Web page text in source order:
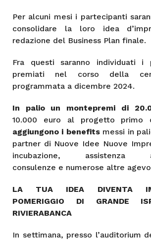
Per alcuni mesi i partecipanti
consolidare la loro idea
redazione del Business Plan finale.
Fra questi saranno individuati i
premiati nel corso della
programmata a dicembre 2024.
In palio un montepremi di
10.000 euro al progetto primo
aggiungono i benefitsmessi in
partner di Nuove Idee Nuove
incubazione, assistenza
consulenze e numerose altre
LA TUA IDEA DIVENTA
POMERIGGIO DI GRANDE
RIVIERABANCA
In settimana, presso l’auditorium